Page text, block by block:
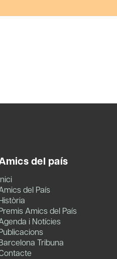
del país
del País
Amics del País
i Notícies
Tribuna